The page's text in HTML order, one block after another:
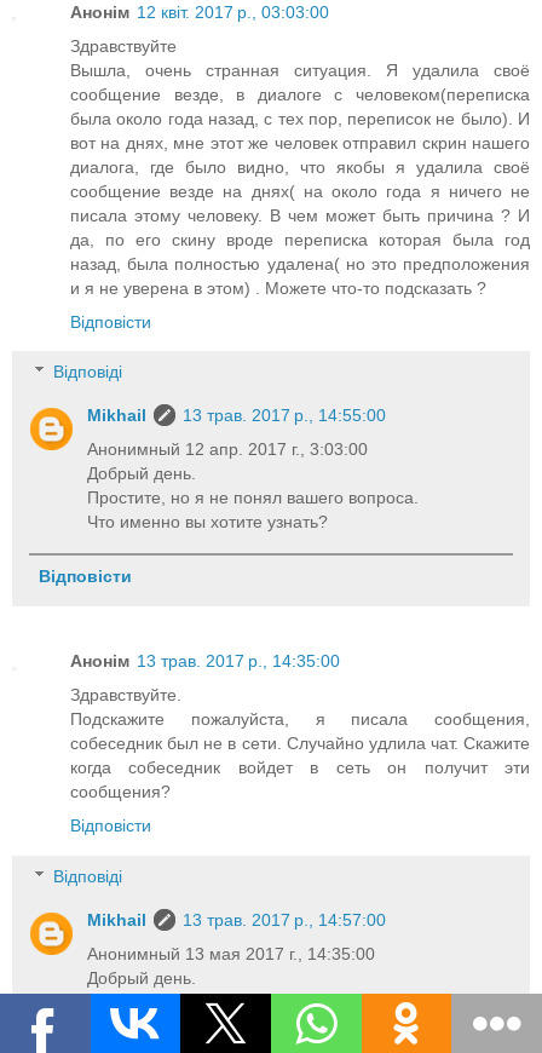
Анонім 12 квіт. 2017 р., 03:03:00
Здравствуйте
Вышла, очень странная ситуация. Я удалила своё
сообщение везде, в диалоге с человеком(переписка
была около года назад, с тех пор, переписок не было). И
вот на днях, мне этот же человек отправил скрин нашего
диалога, где было видно, что якобы я удалила своё
сообщение везде на днях( на около года я ничего не
писала этому человеку. В чем может быть причина ? И
да, по его скину вроде переписка которая была год
назад, была полностью удалена( но это предположения
и я не уверена в этом) . Можете что-то подсказать ?
Відповісти
Відповіді
Mikhail
13 трав. 2017 р., 14:55:00
Анонимный 12 апр. 2017 г., 3:03:00
Добрый день.
Простите, но я не понял вашего вопроса.
Что именно вы хотите узнать?
Відповісти
Анонім 13 трав. 2017 р., 14:35:00
Здравствуйте.
Подскажите пожалуйста, я писала сообщения,
собеседник был не в сети. Случайно удлила чат. Скажите
когда собеседник войдет в сеть он получит эти
сообщения?
Відповісти
Відповіді
Mikhail
13 трав. 2017 р., 14:57:00
Анонимный 13 мая 2017 г., 14:35:00
Добрый день.
Да, сообщения будут доставлены как только он
появится в сети и если это произойдет в